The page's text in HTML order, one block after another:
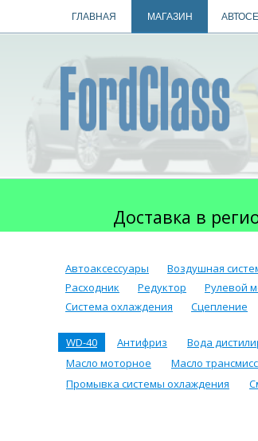
ГЛАВНАЯ МАГАЗИН
Доставка в
Автоаксессуары Воздушная
Расходник
Редуктор Рулевой
Система охлаждения
Сцепление
WD-40 Антифриз Вода
Масло моторное
Масло
Промывка системы охлаждения